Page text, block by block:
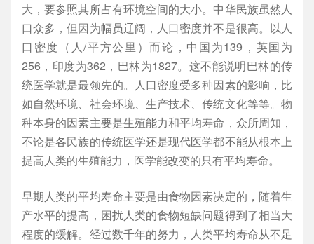
大，要参照其所占有环境空间的大小。中华民族虽然人
口众多，但因为幅员辽阔，人口密度并不是很高。以人
口密度（人/平方公里）而论，中国为139，英国为
256，印度为362，巴林为1827。这不能说明巴林的传
统医学就是最领先的。人口密度受多种因素的影响，比
如自然环境、社会环境、生产技术、传统文化等等。物
种本身的因素主要是生殖能力和平均寿命，众所周知，
不论是各民族的传统医学还是现代医学都不能从根本上
提高人类的生殖能力，医学能改变的只有平均寿命。
早期人类的平均寿命主要是由食物因素决定的，随着生
产水平的提高，困扰人类的食物短缺问题得到了相当大
程度的缓解。经过数千年的努力，人类平均寿命从不足